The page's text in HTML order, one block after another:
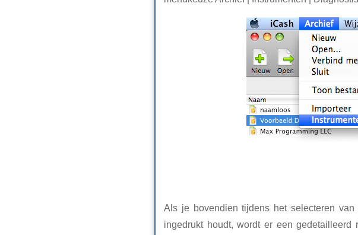
Als je bovendien tijdens het selecteren
ingedrukt houdt, wordt er een gedetailleerd